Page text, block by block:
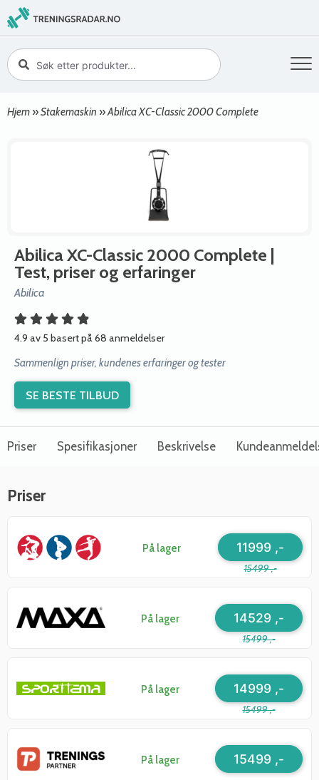
Hjem »Stakemaskin »Abilica XC-Classic 2000 Complete
Abilica XC-Classic 2000 Complete |
Test, priser og erfaringer
Abilica
4.9 av 5 basert på 68 anmeldelser
Sammenlign priser, kundenes erfaringer og tester
SE BESTE TILBUD
Priser Spesifikasjoner Beskrivelse
Priser
På lager
15499 ,-
11999 ,-
På lager
15499 ,-
14529 ,-
På lager
15499 ,-
14999 ,-
På lager 15499 ,-